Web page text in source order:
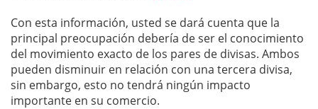
Con esta información, usted se dará cuenta que la
principal preocupación debería de ser el conocimiento
del movimiento exacto de los pares de divisas. Ambos
pueden disminuir en relación con una tercera divisa,
sin embargo, esto no tendrá ningún impacto
importante en su comercio.